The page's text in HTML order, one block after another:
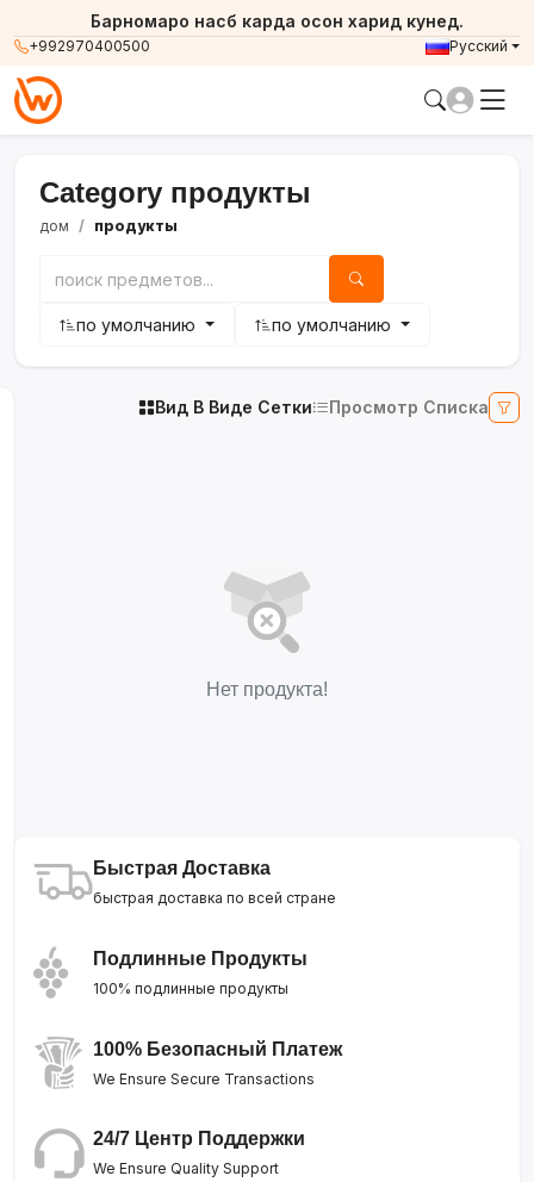
+992970400500
Барномаро насб карда осон харид кунед.
Русский
Category продукты
дом продукты
по умолчанию по умолчанию
Вид В Виде Сетки Просмотр Списка
Нет продукта!
Быстрая Доставка
быстрая доставка по всей стране
Подлинные Продукты
100% подлинные продукты
100% Безопасный Платеж
We Ensure Secure Transactions
24/7 Центр Поддержки
We Ensure Quality Support